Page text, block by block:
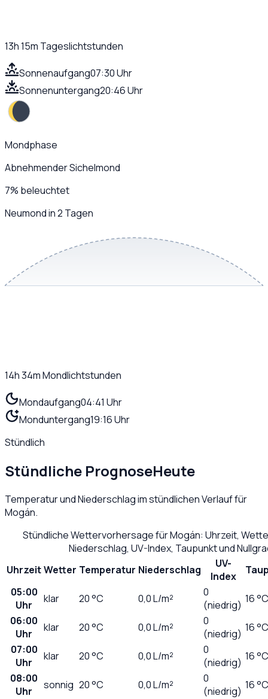
13h 15m Tageslichtstunden
Sonnenaufgang07:30 Uhr
Sonnenuntergang20:46 Uhr
Mondphase
Abnehmender Sichelmond
7% beleuchtet
Neumond in 2 Tagen
14h 34mMondlichtstunden
Mondaufgang04:41 Uhr
Monduntergang19:16 Uhr
Stündlich
Stündliche PrognoseHeute
Temperatur und Niederschlag im stündlichen Verlauf für
Mogán.
Stündliche Wettervorhersage fürMogán: Uhrzeit,
Niederschlag, UV-Index, Taupunkt und
UhrzeitWetter Temperatur Niederschlag
UV-
Index
05:00
Uhr
klar 20°C 0,0L/m²
0
(niedrig) 16 °C
06:00
Uhr
klar 20°C 0,0L/m²
0
(niedrig) 16 °C
07:00
Uhr
klar 20°C 0,0L/m²
0
(niedrig) 16 °C
08:00
Uhr
sonnig 20°C 0,0L/m²
0
(niedrig) 16 °C